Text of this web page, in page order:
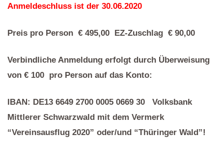
Anmeldeschluss ist der 30.06.2020
Preis pro Person € 495,00 EZ-Zuschlag € 90,00
Verbindliche Anmeldung erfolgt durch Überweisung
von € 100 pro Person auf das Konto:
IBAN: DE13 6649 2700 0005 0669 30 Volksbank
Mittlerer Schwarzwald mit dem Vermerk
“Vereinsausflug 2020” oder/und “Thüringer Wald”!